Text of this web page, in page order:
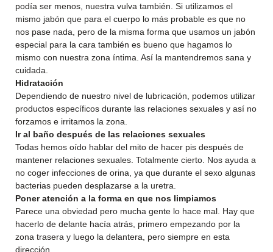
podía ser menos, nuestra vulva también. Si utilizamos el
mismo jabón que para el cuerpo lo más probable es que no
nos pase nada, pero de la misma forma que usamos un jabón
especial para la cara también es bueno que hagamos lo
mismo con nuestra zona íntima. Así la mantendremos sana y
cuidada.
Hidratación
Dependiendo de nuestro nivel de lubricación, podemos utilizar
productos específicos durante las relaciones sexuales y así no
forzamos e irritamos la zona.
Ir al baño después de las relaciones sexuales
Todas hemos oído hablar del mito de hacer pis después de
mantener relaciones sexuales. Totalmente cierto. Nos ayuda a
no coger infecciones de orina, ya que durante el sexo algunas
bacterias pueden desplazarse a la uretra.
Poner atención a la forma en que nos limpiamos
Parece una obviedad pero mucha gente lo hace mal. Hay que
hacerlo de delante hacía atrás, primero empezando por la
zona trasera y luego la delantera, pero siempre en esta
dirección.